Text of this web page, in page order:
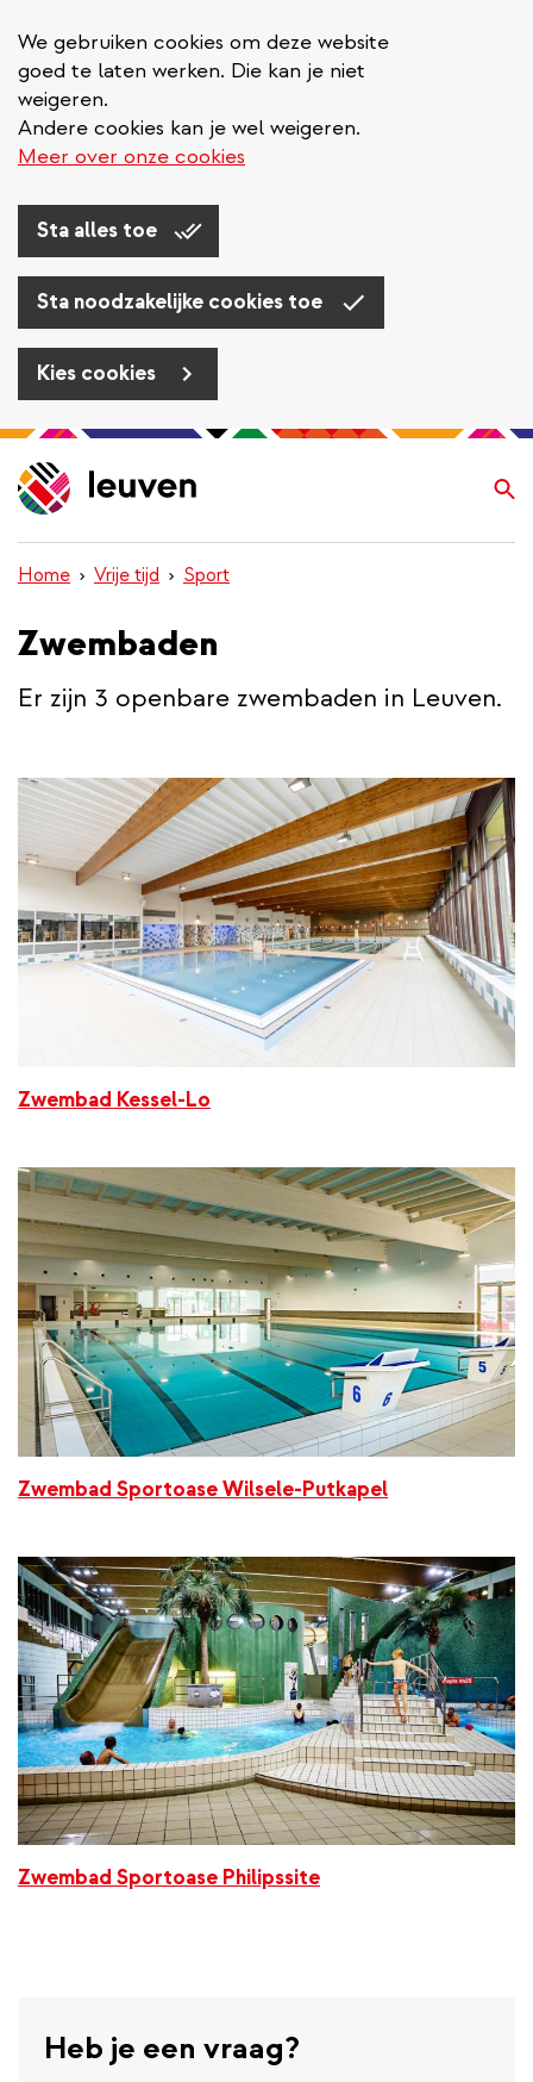
We gebruiken cookies om deze website
goed te laten werken. Die kan je niet
weigeren.
Andere cookies kan je wel weigeren.
Meer over onze cookies
Sta alles toe
Sta noodzakelijke cookies toe
Kies cookies
Overslaan
en
naar
inhoud
gaan
Home Vrije tijd Sport
Zwembaden
Er zijn 3 openbare zwembaden in Leuven.
Zwembad Kessel-Lo
Zwembad Sportoase Wilsele-Putkapel
Zwembad Sportoase Philipssite
Heb je een vraag?